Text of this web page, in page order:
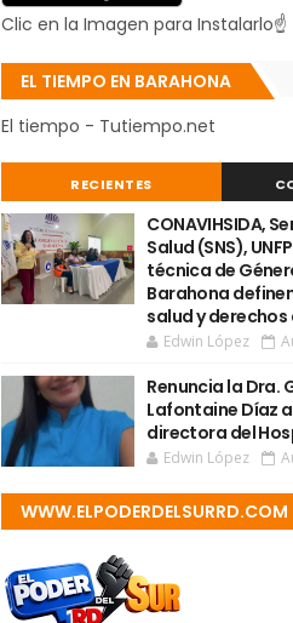
Clic en la Imagen para Instalarlo☝
EL TIEMPO EN BARAHONA
El tiempo - Tutiempo.net
RECIENTES
CONAVIHSIDA,
Salud (SNS),
técnica de
Barahona
salud y derechos
Edwin López
Renuncia la Dra.
Lafontaine Díaz
directora del
Edwin López
WWW.ELPODERDELSURRD.COM